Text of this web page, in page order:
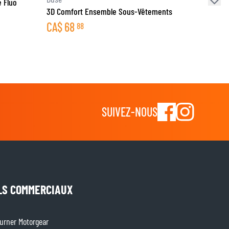
3D Comfort Ensemble Sous-Vêtements
CA$68 88
SUIVEZ-NOUS
COMMERCIAUX
Motorgear